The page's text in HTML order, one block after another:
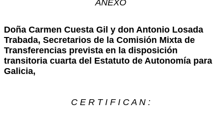
ANEXO
Doña Carmen Cuesta Gil y don Antonio Losada
Trabada, Secretarios de la Comisión Mixta de
Transferencias prevista en la disposición
transitoria cuarta del Estatuto de Autonomía para
Galicia,
C E R T I F I C A N :